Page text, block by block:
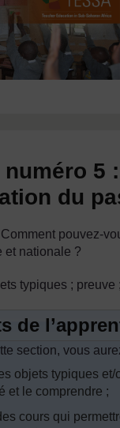
numéro 5
du
Comment pouvez-
et nationale ?
typiques ;
de
section, vous
objets typiques
et le comprendre ;
cours qui